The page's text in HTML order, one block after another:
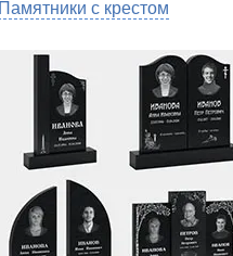
Памятники с крестом